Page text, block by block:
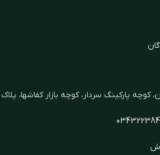
پارکینگ سردار، کوچه بازار کفاشها، پلاک